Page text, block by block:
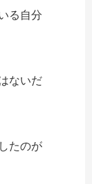
る自分
ないだ
たのが